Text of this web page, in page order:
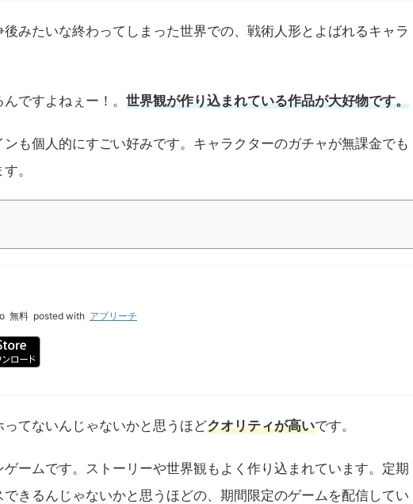
みたいな終わってしまった世界での、戦術人形とよばれるキャラ
ですよねぇー！。 世界観が作り込まれている作品が大好物です。
も個人的にすごい好みです。キャラクターのガチャが無課金でも
。
無料 posted with アプリーチ
てないんじゃないかと思うほどクオリティが高いです。
ゲームです。ストーリーや世界観もよく作り込まれています。定期
きるんじゃないかと思うほどの、期間限定のゲームを配信してい